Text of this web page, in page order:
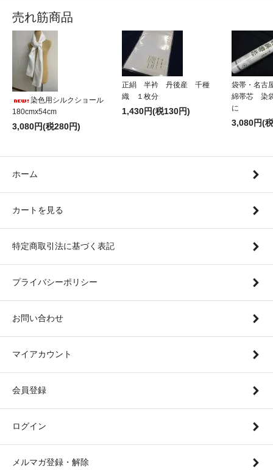
売れ筋商品
染色用シルクショール
180cmx54cm
3,080円(税280円)
正絹 半衿 丹後産 千種
織 １枚分
1,430円(税130円)
袋帯・名
綿帯芯 染
に
3,080円(
ホーム
カートを見る
特定商取引法に基づく表記
プライバシーポリシー
お問い合わせ
マイアカウント
会員登録
ログイン
メルマガ登録・解除